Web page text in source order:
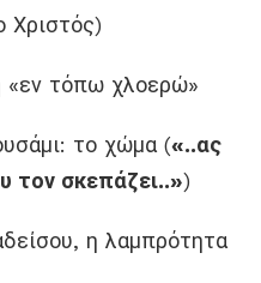
Χριστός)
«εν τόπω χλοερώ»
το χώμα («..ας
τον σκεπάζει..»)
η λαμπρότητα